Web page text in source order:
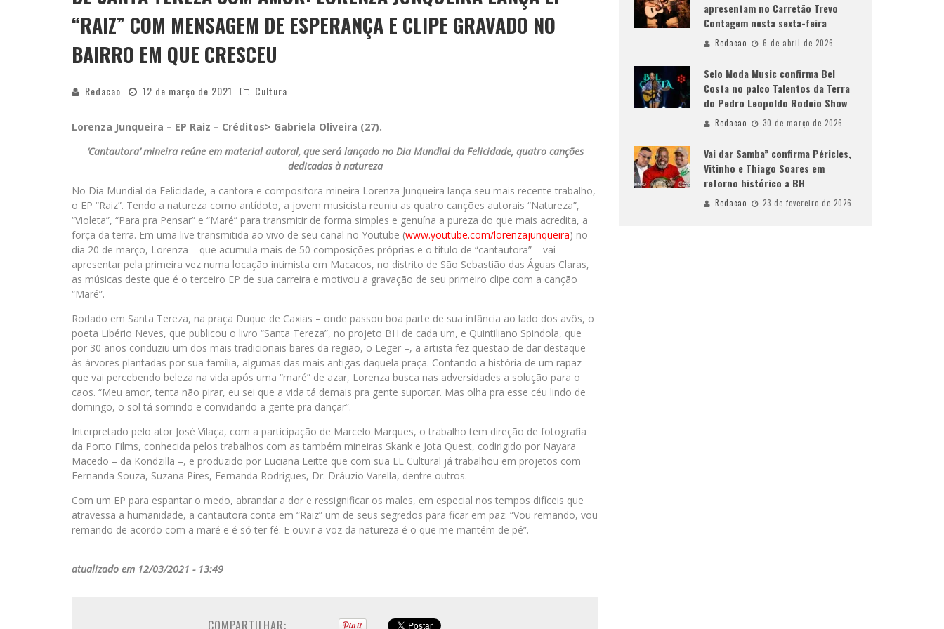
“RAIZ” COM MENSAGEM DE ESPERANÇA E CLIPE GRAVADO NO
BAIRRO EM QUE CRESCEU
Redacao 12 de março de 2021 Cultura
Lorenza Junqueira – EP Raiz – Créditos> Gabriela Oliveira (27).
‘Cantautora’ mineira reúne em material autoral, que será lançado no Dia Mundial da Felicidade, quatro canções
dedicadas à natureza
No Dia Mundial da Felicidade, a cantora e compositora mineira Lorenza Junqueira lança seu mais recente trabalho,
o EP “Raiz”. Tendo a natureza como antídoto, a jovem musicista reuniu as quatro canções autorais “Natureza”,
“Violeta”, “Para pra Pensar” e “Maré” para transmitir de forma simples e genuína a pureza do que mais acredita, a
força da terra. Em uma live transmitida ao vivo de seu canal no Youtube (www.youtube.com/lorenzajunqueira) no
dia 20 de março, Lorenza – que acumula mais de 50 composições próprias e o título de “cantautora” – vai
apresentar pela primeira vez numa locação intimista em Macacos, no distrito de São Sebastião das Águas Claras,
as músicas deste que é o terceiro EP de sua carreira e motivou a gravação de seu primeiro clipe com a canção
“Maré”.
Rodado em Santa Tereza, na praça Duque de Caxias – onde passou boa parte de sua infância ao lado dos avôs, o
poeta Libério Neves, que publicou o livro “Santa Tereza”, no projeto BH de cada um, e Quintiliano Spindola, que
por 30 anos conduziu um dos mais tradicionais bares da região, o Leger –, a artista fez questão de dar destaque
às árvores plantadas por sua família, algumas das mais antigas daquela praça. Contando a história de um rapaz
que vai percebendo beleza na vida após uma “maré” de azar, Lorenza busca nas adversidades a solução para o
caos. “Meu amor, tenta não pirar, eu sei que a vida tá demais pra gente suportar. Mas olha pra esse céu lindo de
domingo, o sol tá sorrindo e convidando a gente pra dançar”.
Interpretado pelo ator José Vilaça, com a participação de Marcelo Marques, o trabalho tem direção de fotografia
da Porto Films, conhecida pelos trabalhos com as também mineiras Skank e Jota Quest, codirigido por Nayara
Macedo – da Kondzilla –, e produzido por Luciana Leitte que com sua LL Cultural já trabalhou em projetos com
Fernanda Souza, Suzana Pires, Fernanda Rodrigues, Dr. Dráuzio Varella, dentre outros.
Com um EP para espantar o medo, abrandar a dor e ressignificar os males, em especial nos tempos difíceis que
atravessa a humanidade, a cantautora conta em “Raiz” um de seus segredos para ficar em paz: “Vou remando, vou
remando de acordo com a maré e é só ter fé. E ouvir a voz da natureza é o que me mantém de pé”.
atualizado em 12/03/2021 - 13:49
COMPARTILHAR:
apresentam no Carretão Trevo
Contagem nesta sexta-feira
Redacao 6 de abril de 2026
Selo Moda Music confirma Bel
Costa no palco Talentos da Terra
do Pedro Leopoldo Rodeio Show
Redacao 30 de março de 2026
Vai dar Samba” confirma Péricles,
Vitinho e Thiago Soares em
retorno histórico a BH
Redacao 23 de fevereiro de 2026